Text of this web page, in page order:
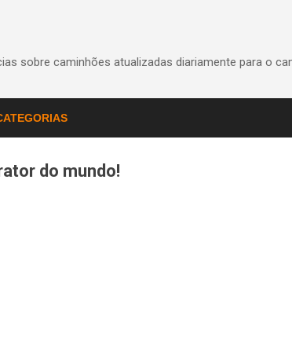
sobre caminhões atualizadas diariamente para o
do mundo!